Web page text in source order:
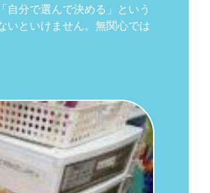
分で選んで決める」という
いといけません。無関心では